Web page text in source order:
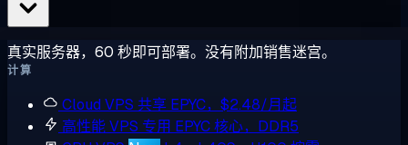
真实服务器，60 秒即可部署。没有附加销售迷宫。
计算
Cloud VPS 共享 EPYC，$2.48/月起
高性能 VPS 专用 EPYC 核心，DDR5